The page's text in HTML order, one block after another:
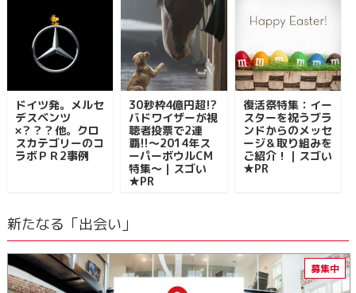
ドイツ発。メルセ
デスベンツ
×？？？他。クロ
スカテゴリーのコ
ラボＰＲ2事例
30秒枠4億円超!?
バドワイザーが視
聴者投票で2連
覇!!～2014年ス
ーパーボウルCM
特集～｜スゴい
★PR
復活祭特集：イー
スターを祝うブラ
ンドからのメッセ
ージ＆取り組みを
ご紹介！｜スゴい
★PR
新たなる「出会い」